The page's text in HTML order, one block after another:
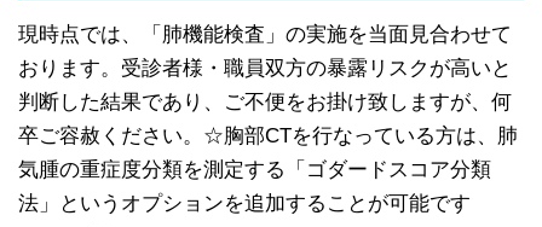
現時点では、「肺機能検査」の実施を当面見合わせて
おります。受診者様・職員双方の暴露リスクが高いと
判断した結果であり、ご不便をお掛け致しますが、何
卒ご容赦ください。☆胸部CTを行なっている方は、肺
気腫の重症度分類を測定する「ゴダードスコア分類
法」というオプションを追加することが可能です